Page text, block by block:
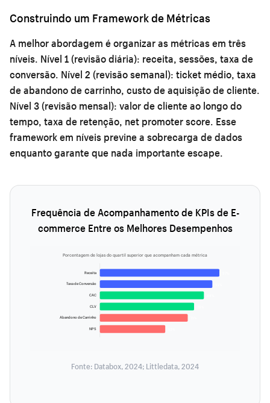
Construindo um Framework de Métricas
A melhor abordagem é organizar as métricas em três
níveis. Nível 1 (revisão diária): receita, sessões, taxa de
conversão. Nível 2 (revisão semanal): ticket médio, taxa
de abandono de carrinho, custo de aquisição de cliente.
Nível 3 (revisão mensal): valor de cliente ao longo do
tempo, taxa de retenção, net promoter score. Esse
framework em níveis previne a sobrecarga de dados
enquanto garante que nada importante escape.
Frequência de Acompanhamento de KPIs de E-
commerce Entre os Melhores Desempenhos
Porcentagem de lojas do quartil superior que acompanham cada métrica
Receita
Taxa de Conversão
CAC
CLV
Abandono de Carrinho
NPS
Fonte: Databox, 2024; Littledata, 2024